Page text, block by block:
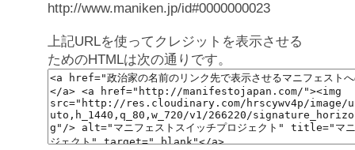
http://www.maniken.jp/id#0000000023
上記URLを使ってクレジットを表示させる
ためのHTMLは次の通りです。